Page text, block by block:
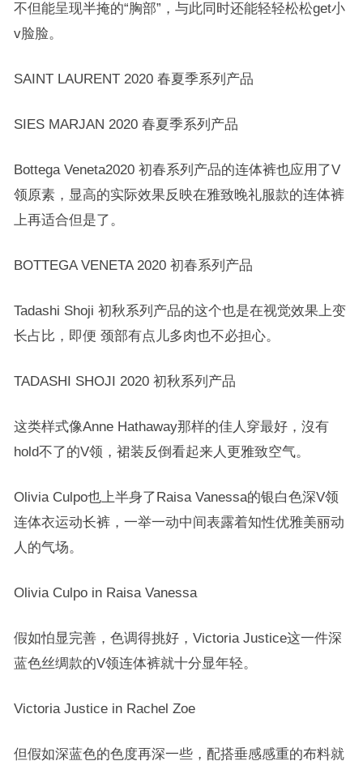
不但能呈现半掩的“胸部”，与此同时还能轻轻松松get小
v脸脸。
SAINT LAURENT 2020 春夏季系列产品
SIES MARJAN 2020 春夏季系列产品
Bottega Veneta2020 初春系列产品的连体裤也应用了V
领原素，显高的实际效果反映在雅致晚礼服款的连体裤
上再适合但是了。
BOTTEGA VENETA 2020 初春系列产品
Tadashi Shoji 初秋系列产品的这个也是在视觉效果上变
长占比，即便 颈部有点儿多肉也不必担心。
TADASHI SHOJI 2020 初秋系列产品
这类样式像Anne Hathaway那样的佳人穿最好，沒有
hold不了的V领，裙装反倒看起来人更雅致空气。
Olivia Culpo也上半身了Raisa Vanessa的银白色深V领
连体衣运动长裤，一举一动中间表露着知性优雅美丽动
人的气场。
Olivia Culpo in Raisa Vanessa
假如怕显完善，色调得挑好，Victoria Justice这一件深
蓝色丝绸款的V领连体裤就十分显年轻。
Victoria Justice in Rachel Zoe
但假如深蓝色的色度再深一些，配搭垂感感重的布料就